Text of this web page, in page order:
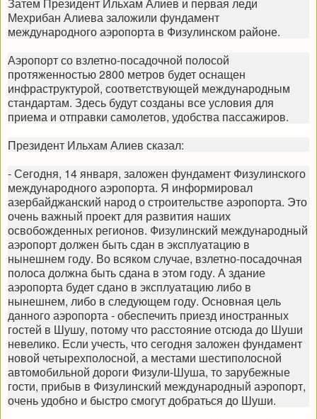
Мехрибан Алиева заложили фундамент
международного аэропорта в Физулинском районе.
Аэропорт со взлетно-посадочной полосой
протяженностью 2800 метров будет оснащен
инфраструктурой, соответствующей международным
стандартам. Здесь будут созданы все условия для
приема и отправки самолетов, удобства пассажиров.
Президент Ильхам Алиев сказал:
- Сегодня, 14 января, заложен фундамент Физулинского
международного аэропорта. Я информировал
азербайджанский народ о строительстве аэропорта. Это
очень важный проект для развития наших
освобожденных регионов. Физулинский международный
аэропорт должен быть сдан в эксплуатацию в
нынешнем году. Во всяком случае, взлетно-посадочная
полоса должна быть сдана в этом году. А здание
аэропорта будет сдано в эксплуатацию либо в
нынешнем, либо в следующем году. Основная цель
данного аэропорта - обеспечить приезд иностранных
гостей в Шушу, потому что расстояние отсюда до Шуши
невелико. Если учесть, что сегодня заложен фундамент
новой четырехполосной, а местами шестиполосной
автомобильной дороги Физули-Шуша, то зарубежные
гости, прибыв в Физулинский международный аэропорт,
очень удобно и быстро смогут добраться до Шуши.